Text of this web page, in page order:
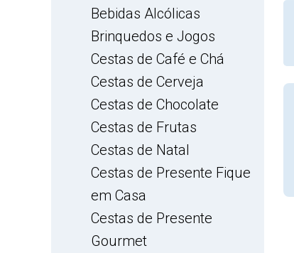
Bebidas Alcólicas
Brinquedos e Jogos
Cestas de Café e Chá
Cestas de Cerveja
Cestas de Chocolate
Cestas de Frutas
Cestas de Natal
Cestas de Presente Fique
em Casa
Cestas de Presente
Gourmet